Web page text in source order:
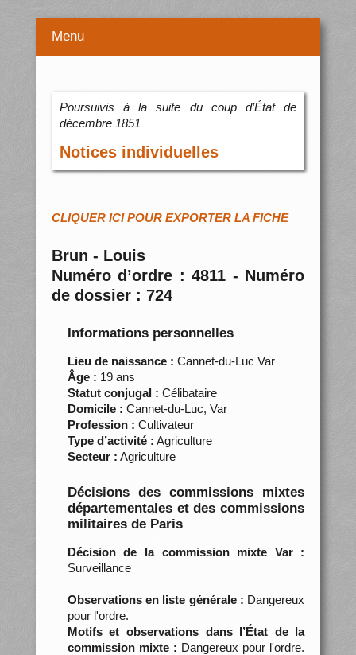
Menu
Poursuivis à la suite du coup d’État de
décembre 1851
Notices individuelles
CLIQUER ICI POUR EXPORTER LA FICHE
Brun - Louis
Numéro d’ordre : 4811 - Numéro
de dossier : 724
Informations personnelles
Lieu de naissance : Cannet-du-Luc Var
Âge : 19 ans
Statut conjugal : Célibataire
Domicile : Cannet-du-Luc, Var
Profession : Cultivateur
Type d’activité : Agriculture
Secteur : Agriculture
Décisions des commissions mixtes
départementales et des commissions
militaires de Paris
Décision de la commission mixte Var :
Surveillance
Observations en liste générale : Dangereux
pour l'ordre.
Motifs et observations dans l’État de la
commission mixte : Dangereux pour l'ordre.